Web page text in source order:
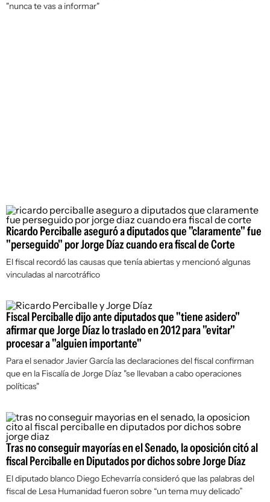
"nunca te vas a informar"
Ricardo Perciballe aseguró a diputados que "claramente" fue
"perseguido" por Jorge Díaz cuando era fiscal de Corte
El fiscal recordó las causas que tenía abiertas y mencionó algunas
vinculadas al narcotráfico
Fiscal Perciballe dijo ante diputados que "tiene asidero"
afirmar que Jorge Díaz lo traslado en 2012 para "evitar"
procesar a "alguien importante"
Para el senador Javier García las declaraciones del fiscal confirman
que en la Fiscalía de Jorge Díaz "se llevaban a cabo operaciones
políticas"
Tras no conseguir mayorías en el Senado, la oposición citó al
fiscal Perciballe en Diputados por dichos sobre Jorge Díaz
El diputado blanco Diego Echevarría consideró que las palabras del
fiscal de Lesa Humanidad fueron sobre “un tema muy delicado”